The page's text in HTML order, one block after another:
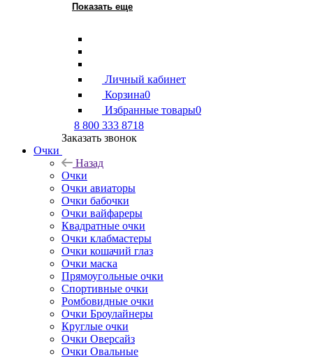
Показать еще
Личный кабинет
Корзина0
Избранные товары0
8 800 333 8718
Заказать звонок
Очки
Назад
Очки
Очки авиаторы
Очки бабочки
Очки вайфареры
Квадратные очки
Очки клабмастеры
Очки кошачий глаз
Очки маска
Прямоугольные очки
Спортивные очки
Ромбовидные очки
Очки Броулайнеры
Круглые очки
Очки Оверсайз
Очки Овальные